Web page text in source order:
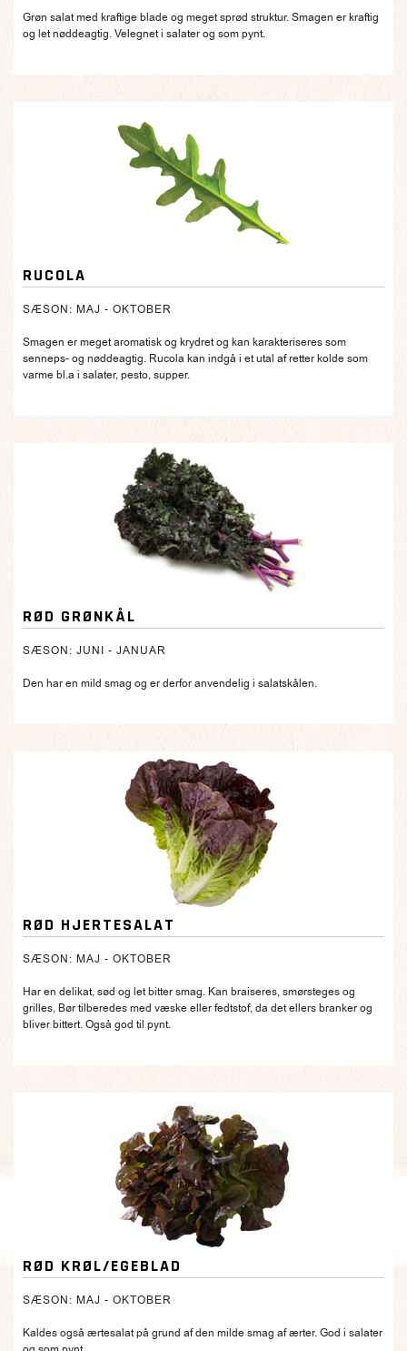
Grøn salat med kraftige blade og meget sprød struktur. Smagen er kraftig
og let nøddeagtig. Velegnet i salater og som pynt.
RUCOLA
SÆSON: MAJ - OKTOBER
Smagen er meget aromatisk og krydret og kan karakteriseres som
senneps- og nøddeagtig. Rucola kan indgå i et utal af retter kolde som
varme bl.a i salater, pesto, supper.
RØD GRØNKÅL
SÆSON: JUNI - JANUAR
Den har en mild smag og er derfor anvendelig i salatskålen.
RØD HJERTESALAT
SÆSON: MAJ - OKTOBER
Har en delikat, sød og let bitter smag. Kan braiseres, smørsteges og
grilles, Bør tilberedes med væske eller fedtstof, da det ellers branker og
bliver bittert. Også god til pynt.
RØD KRØL/EGEBLAD
SÆSON: MAJ - OKTOBER
Kaldes også ærtesalat på grund af den milde smag af ærter. God i salater